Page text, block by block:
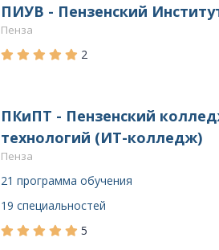
ПИУВ - Пензенский
Пенза
2
ПКиПТ - Пензенский
технологий (ИТ-колледж)
Пенза
21 программа обучения
19 специальностей
5